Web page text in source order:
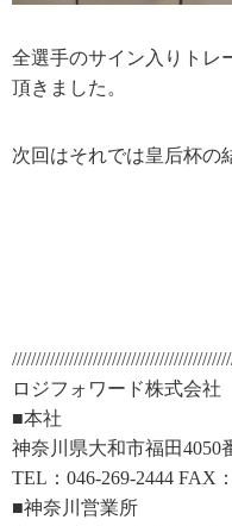
全選手のサイン入りトレ
頂きました。
次回はそれでは皇后杯の
ロジフォワード株式会社
■本社
神奈川県大和市福田4050
TEL：046-269-2444 FAX
■神奈川営業所